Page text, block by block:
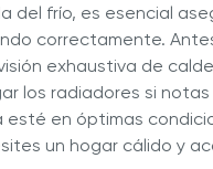
del frío, es esencial
correctamente.
exhaustiva de
los radiadores si
en óptimas
un hogar cálido y